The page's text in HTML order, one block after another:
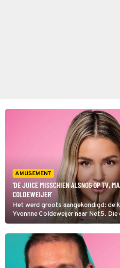
AMUSEMENT
'DE JUICE MISSCHIEN ALSNOG OP TV,
COLDEWEIJER'
Het werd groots aangekondigd: de
Yvonnne Coldeweijer naar Net5.
kwijt en ook haar tv-carrière ligt op
nieuws over De Juice, zoals het